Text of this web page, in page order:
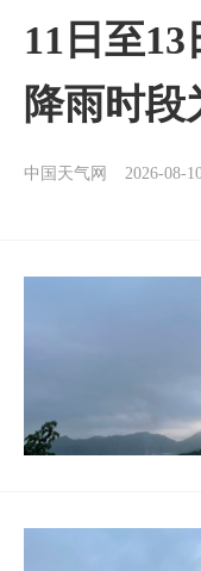
11日至
降雨时段
中国天气网 2026-08-